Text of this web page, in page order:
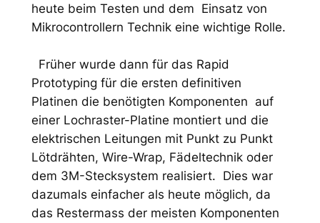
heute beim Testen und dem Einsatz von
Mikrocontrollern Technik eine wichtige Rolle.
Früher wurde dann für das Rapid
Prototyping für die ersten definitiven
Platinen die benötigten Komponenten auf
einer Lochraster-Platine montiert und die
elektrischen Leitungen mit Punkt zu Punkt
Lötdrähten, Wire-Wrap, Fädeltechnik oder
dem 3M-Stecksystem realisiert. Dies war
dazumals einfacher als heute möglich, da
das Restermass der meisten Komponenten